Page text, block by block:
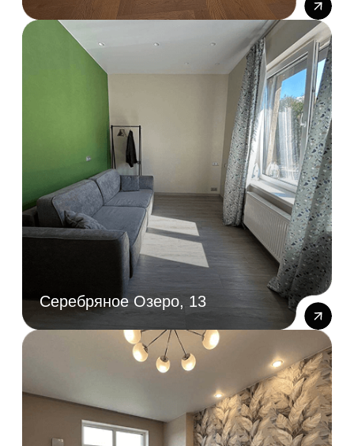
Ремонт квартир
Оставить заявку
Телефон для связи
+7
Согласен сполитикой
конфиденциальности
Наши специалисты свяжутся с вами